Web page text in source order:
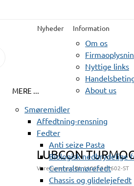
Nyheder Information
Om os
Nyttige links
About us
MERE ...
Smøremidler
Affedtning-rensning
Fedter
Anti seize Pasta
Biologisk nedbrydelige
Centralsmørefedt
Chassis og glidelejefedt
LUBCON
Varenummer:BL 11021311602-ST